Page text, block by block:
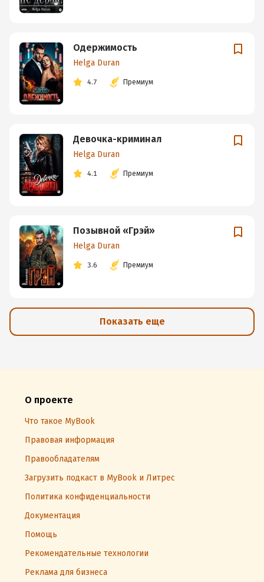
Одержимость
Helga Duran
4.7 Премиум
Девочка-криминал
Helga Duran
4.1 Премиум
Позывной «Грэй»
Helga Duran
3.6 Премиум
Показать еще
О проекте
Что такое MyBook
Правовая информация
Правообладателям
Загрузить подкаст в MyBook и Литрес
Политика конфиденциальности
Документация
Помощь
Рекомендательные технологии
Реклама для бизнеса